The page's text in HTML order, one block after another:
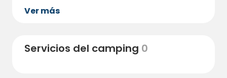
Ver más
Servicios del camping 0